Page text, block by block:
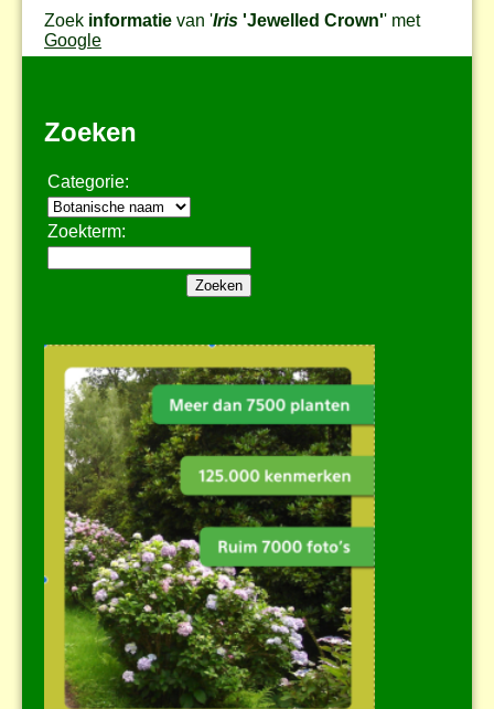
Zoek informatie van 'Iris 'Jewelled Crown'' met
Google
Zoeken
Categorie:
Zoekterm: